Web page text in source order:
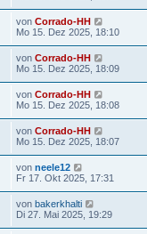
von Corrado-HH
Mo 15. Dez 2025, 18:10
von Corrado-HH
Mo 15. Dez 2025, 18:09
von Corrado-HH
Mo 15. Dez 2025, 18:08
von Corrado-HH
Mo 15. Dez 2025, 18:07
von neele12
Fr 17. Okt 2025, 17:31
von bakerkhalti
Di 27. Mai 2025, 19:29